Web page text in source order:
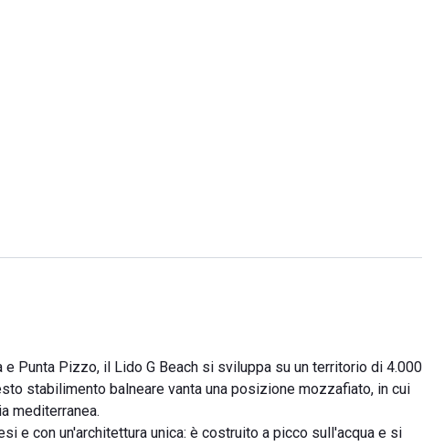
Punta Pizzo, il Lido G Beach si sviluppa su un territorio di 4.000
stabilimento balneare vanta una posizione mozzafiato, in cui
mediterranea.
e con un'architettura unica: è costruito a picco sull'acqua e si